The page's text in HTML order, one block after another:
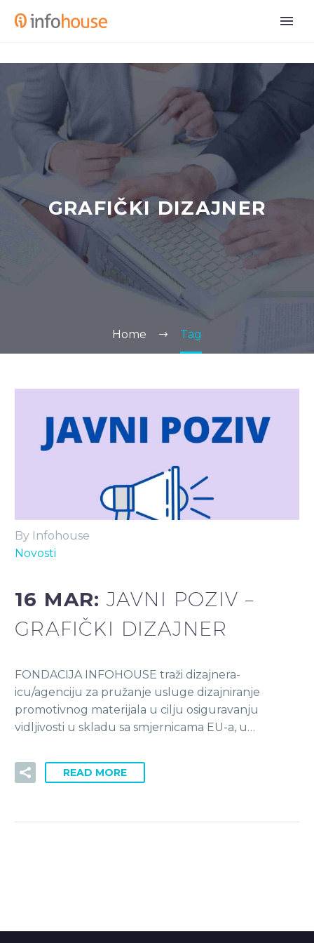
GRAFIČKI DIZAJNER
Home Tag
By Infohouse
Novosti
16 MAR:JAVNI POZIV –
GRAFIČKI DIZAJNER
FONDACIJA INFOHOUSE traži dizajnera-
icu/agenciju za pružanje usluge dizajniranje
promotivnog materijala u cilju osiguravanju
vidljivosti u skladu sa smjernicama EU-a, u…
READ MORE